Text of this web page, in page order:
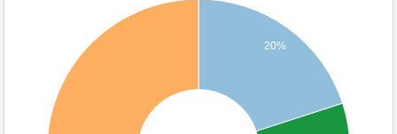
20%